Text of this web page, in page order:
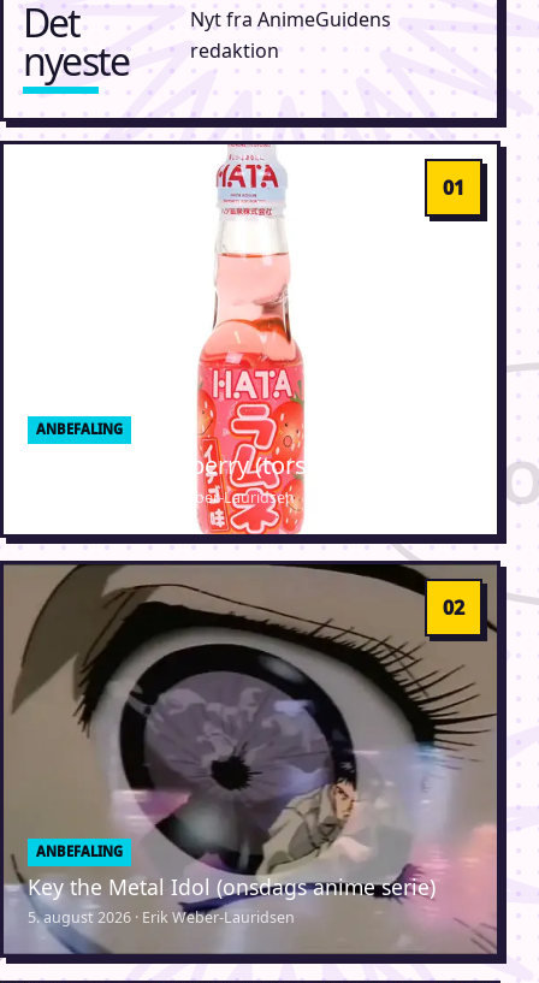
Det
nyeste
Nyt fra AnimeGuidens
redaktion
ANBEFALING
Ramune Strawberry (torsdags mad)
6. august 2026 · Erik Weber-Lauridsen
ANBEFALING
Key the Metal Idol (onsdags anime serie)
5. august 2026 · Erik Weber-Lauridsen